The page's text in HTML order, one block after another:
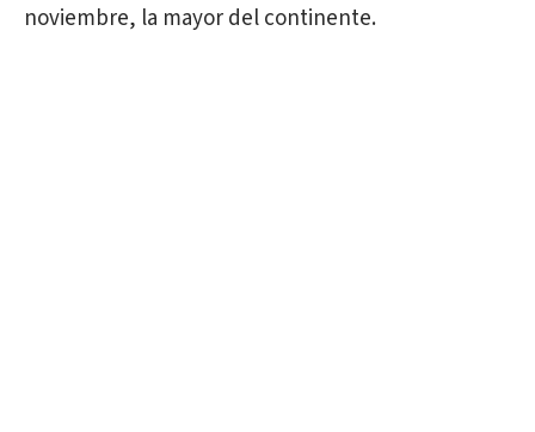
noviembre, la mayor del continente.